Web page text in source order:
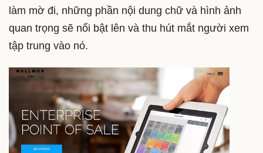
làm mờ đi, những phần nội dung chữ và hình ảnh
quan trọng sẽ nổi bật lên và thu hút mắt người xem
tập trung vào nó.